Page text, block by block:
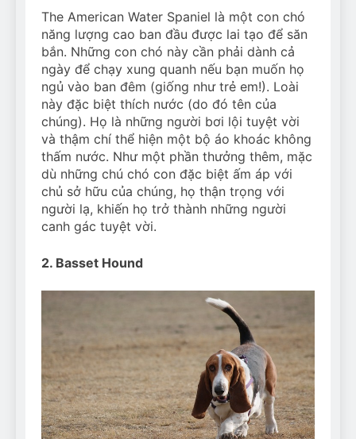
The American Water Spaniel là một con chó
năng lượng cao ban đầu được lai tạo để săn
bắn. Những con chó này cần phải dành cả
ngày để chạy xung quanh nếu bạn muốn họ
ngủ vào ban đêm (giống như trẻ em!). Loài
này đặc biệt thích nước (do đó tên của
chúng). Họ là những người bơi lội tuyệt vời
và thậm chí thể hiện một bộ áo khoác không
thấm nước. Như một phần thưởng thêm, mặc
dù những chú chó con đặc biệt ấm áp với
chủ sở hữu của chúng, họ thận trọng với
người lạ, khiến họ trở thành những người
canh gác tuyệt vời.
2. Basset Hound